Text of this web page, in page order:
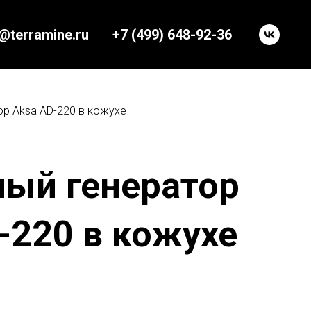
+7 (499) 648-92-36
Aksa AD-220 в кожухе
генератор
220 в кожухе